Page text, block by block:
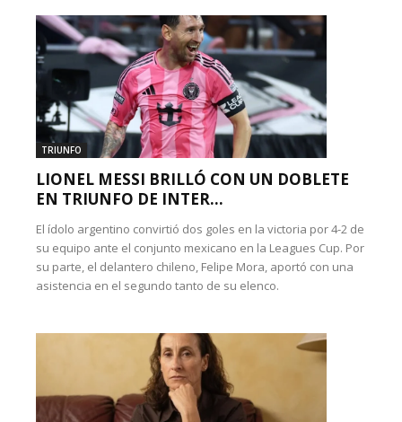
TRIUNFO
LIONEL MESSI BRILLÓ CON UN DOBLETE
EN TRIUNFO DE INTER...
El ídolo argentino convirtió dos goles en la victoria por 4-2 de
su equipo ante el conjunto mexicano en la Leagues Cup. Por
su parte, el delantero chileno, Felipe Mora, aportó con una
asistencia en el segundo tanto de su elenco.